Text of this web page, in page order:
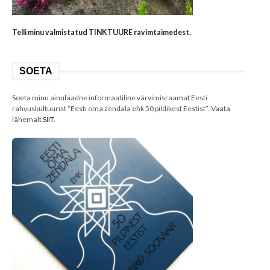
Telli minu valmistatud TINKTUURE ravimtaimedest.
SOETA
Soeta minu ainulaadne informaatiline värvimisraamat Eesti
rahvuskultuurist “Eesti oma zendala ehk 50 pildikest Eestist”. Vaata
lähemaltSIIT.